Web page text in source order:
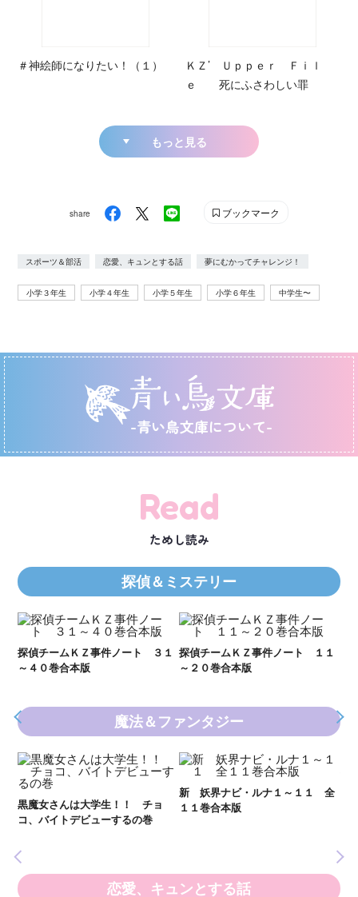
＃神絵師になりたい！（１）
ＫＺ’ Ｕｐｐｅｒ Ｆｉｌ
ｅ 死にふさわしい罪
もっと見る
share ブックマーク
スポーツ＆部活 恋愛、キュンとする話 夢にむかってチャレンジ！
小学３年生 小学４年生 小学５年生 小学６年生 中学生〜
-青い鳥文庫について-
Read
ためし読み
探偵＆ミステリー
探偵チームＫＺ事件ノート ３１
～４０巻合本版
探偵チームＫＺ事件ノート １１
～２０巻合本版
魔法＆ファンタジー
黒魔女さんは大学生！！ チョ
コ、バイトデビューするの巻
新 妖界ナビ・ルナ１～１１ 全
１１巻合本版
恋愛、キュンとする話